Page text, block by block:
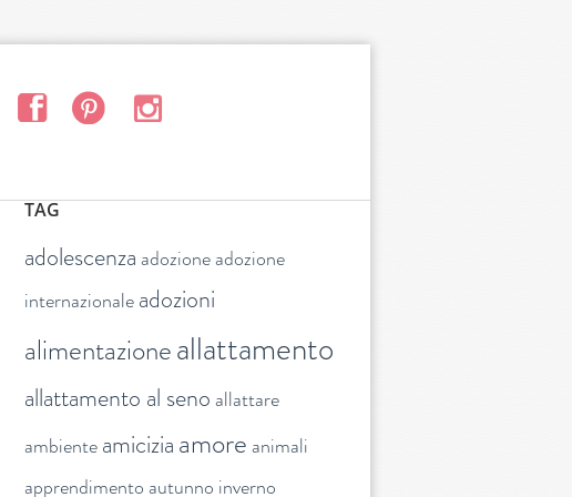
TAG
adolescenza adozioneadozione
internazionaleadozioni
alimentazioneallattamento
allattamento al seno allattare
ambienteamiciziaamore animali
apprendimento autunno inverno